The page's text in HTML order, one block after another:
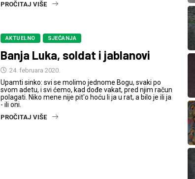
PROČITAJ VIŠE
AKTUELNO SJEĆANJA
Banja Luka, soldat i jablanovi
24. februara 2020.
Upamti sinko: svi se molimo jednome Bogu, svaki po
svom adetu, i svi ćemo, kad dođe vakat, pred njim račun
polagati. Niko mene nije pit'o hoću li ja u rat, a bilo je ili ja
- ili oni.
PROČITAJ VIŠE